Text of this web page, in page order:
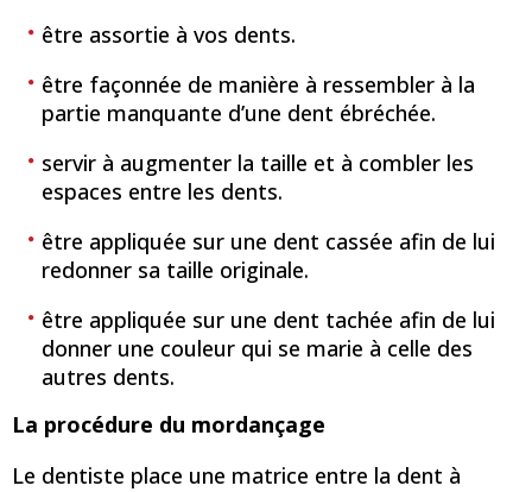
être assortie à vos dents.
être façonnée de manière à ressembler à la
partie manquante d’une dent ébréchée.
servir à augmenter la taille et à combler les
espaces entre les dents.
être appliquée sur une dent cassée afin de lui
redonner sa taille originale.
être appliquée sur une dent tachée afin de lui
donner une couleur qui se marie à celle des
autres dents.
La procédure du mordançage
Le dentiste place une matrice entre la dent à